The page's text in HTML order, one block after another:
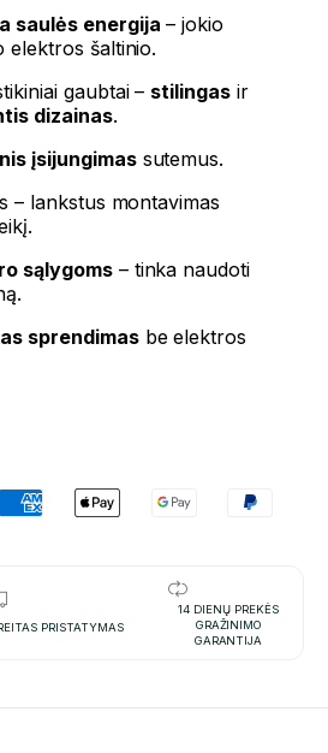
saulės energija – jokio
elektros šaltinio.
gaubtai – stilingas ir
dizainas.
įsijungimassutemus.
– lankstus montavimas
sąlygoms– tinka naudoti
sprendimasbe elektros
PRISTATYMAS
14 DIENŲ PREKĖS
GRAŽINIMO
GARANTIJA